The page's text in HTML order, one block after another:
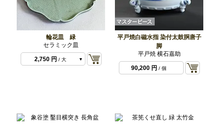
輪花皿 緑
セラミック皿
660 円 / 小
2,750 円 / 大
平戸焼白磁水指 染付太鼓胴唐子
脚
平戸焼 横石嘉助
90,200 円 / 個